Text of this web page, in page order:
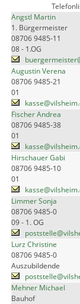
Angstl Martin
1. Bürgermeister
08706 9485-11
08 - 1.OG
Augustin Verena
08706 9485-21
01
Fischer Andrea
08706 9485-38
01
Hirschauer Gabi
08706 9485-10
01
Limmer Sonja
08706 9485-0
09 - 1. OG
Lurz Christine
08706 9485-0
Auszubildende
Mehner Michael
Bauhof